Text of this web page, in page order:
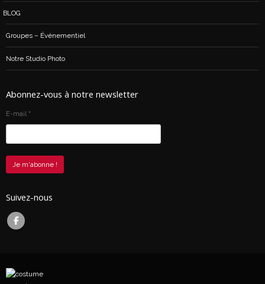
BLOG
Groupes – Événementiel
Notre Studio Photo
Abonnez-vous à notre newsletter
E-mail *
Suivez-nous